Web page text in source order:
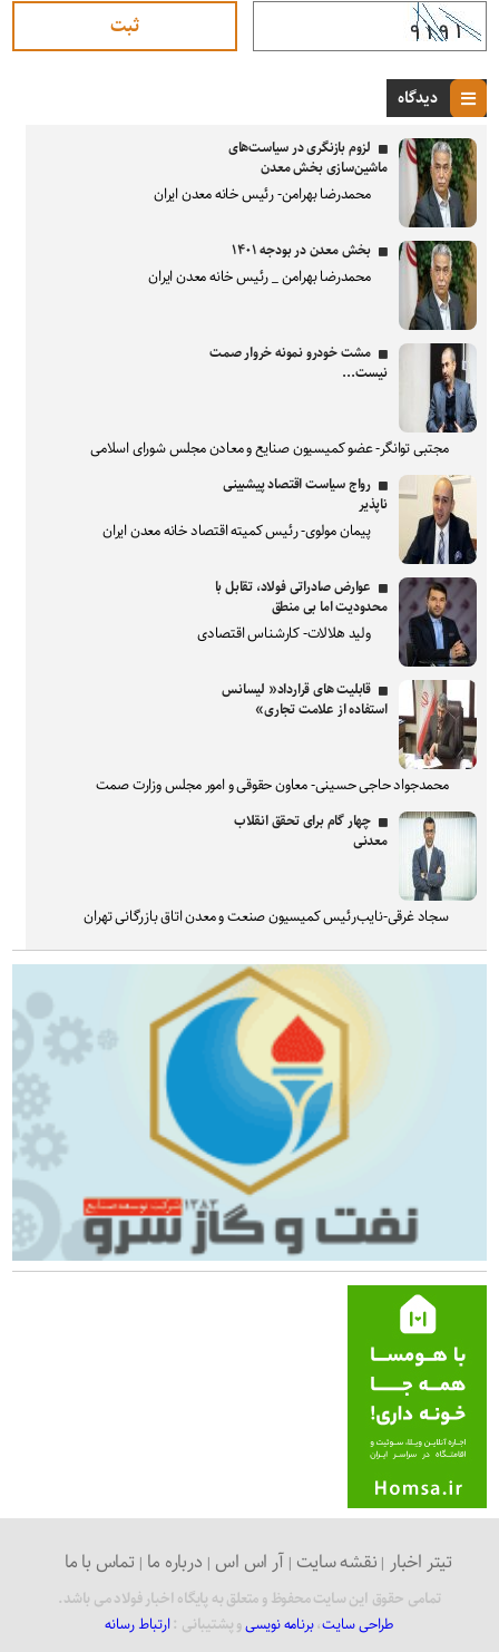
دیدگاه
لزوم بازنگری در سیاست‌های
ماشین‌سازی بخش معدن
محمدرضا بهرامن- رئیس خانه معدن ایران
بخش معدن در بودجه ۱۴۰۱
محمدرضا بهرامن _ رئیس خانه معدن ایران
مشت خودرو نمونه خروار صمت
نیست...
مجتبی توانگر- عضو کمیسیون صنایع و معادن مجلس شورای اسلامی
رواج سیاست اقتصاد پیشبینی
ناپذیر
پیمان مولوی- رئیس کمیته اقتصاد خانه معدن ایران
عوارض صادراتی فولاد، تقابل با
محدودیت اما بی منطق
ولید هلالات- کارشناس اقتصادی
قابلیت های قرارداد« لیسانس
استفاده از علامت تجاری»
محمدجواد حاجی حسینی- معاون حقوقی و امور مجلس وزارت صمت
چهار گام برای تحقق انقلاب
معدنی
سجاد غرقی-نایب‌رئیس کمیسیون صنعت و معدن اتاق بازرگانی تهران
تیتر اخبار نقشه سایت آر اس اس درباره ما تماس با ما
تمامی حقوق این سایت محفوظ و متعلق به پایگاه اخبار فولاد می باشد.
طراحی سایت،برنامه نویسیو پشتیبانی :ارتباط رسانه